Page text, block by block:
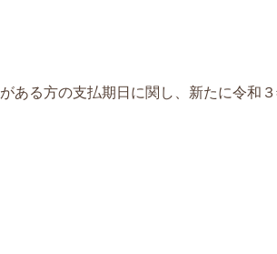
方の支払期日に関し、新たに令和３